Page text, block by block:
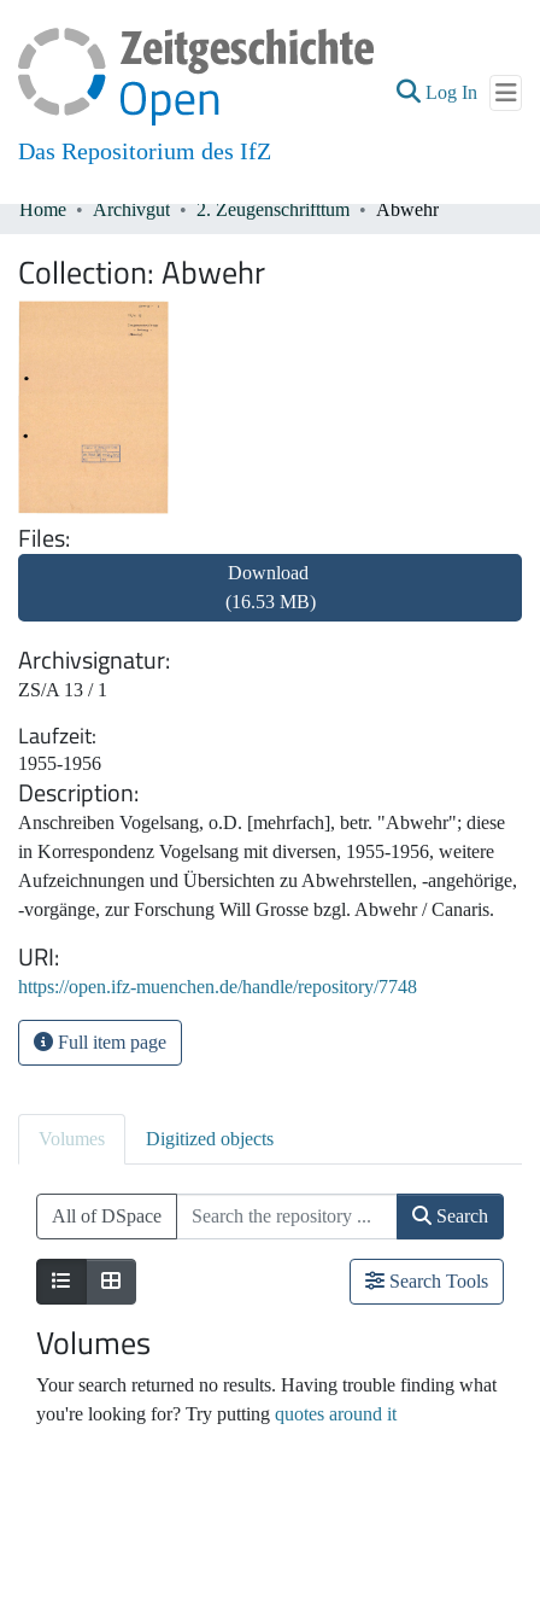
Das Repositorium des IfZ
Log In (current)
All of DSpace
Home Archivgut 2. Zeugenschrifttum Abwehr
Collection: Abwehr
Files
Download
(16.53 MB)
Archivsignatur
ZS/A 13 / 1
Laufzeit
1955-1956
Description
Anschreiben Vogelsang, o.D. [mehrfach], betr. "Abwehr"; diese
in Korrespondenz Vogelsang mit diversen, 1955-1956, weitere
Aufzeichnungen und Übersichten zu Abwehrstellen, -angehörige,
-vorgänge, zur Forschung Will Grosse bzgl. Abwehr / Canaris.
URI
https://open.ifz-muenchen.de/handle/repository/7748
Full item page
Volumes Digitized objects
All of DSpace Search
Search Tools
Volumes
Your search returned no results. Having trouble finding what
you're looking for? Try putting quotes around it